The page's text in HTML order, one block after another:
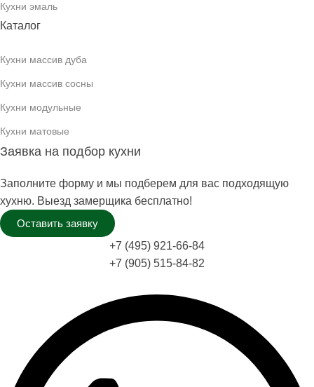
Кухни эмаль
Каталог
Кухни массив дуба
Кухни массив сосны
Кухни модульные
Кухни матовые
Заявка на подбор кухни
Заполните форму и мы подберем для вас подходящую
хухню. Выезд замерщика бесплатно!
Оставить заявку
+7 (495) 921-66-84
+7 (905) 515-84-82